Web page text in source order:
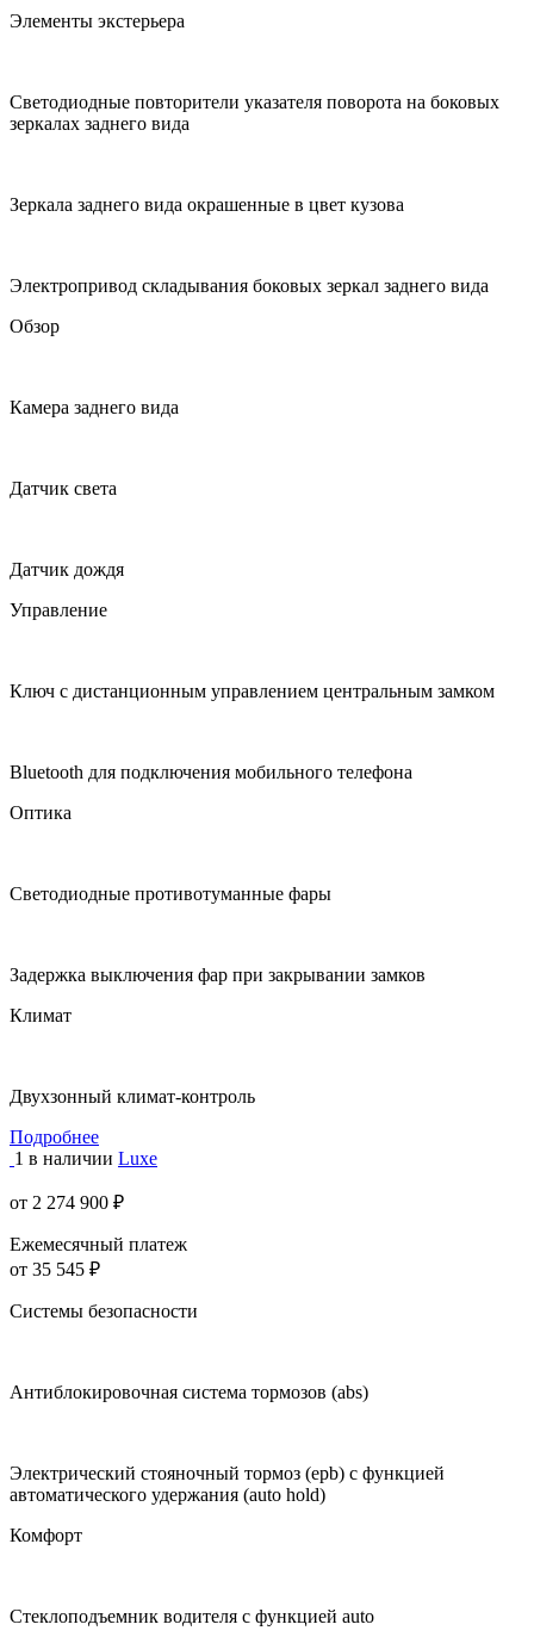
Элементы экстерьера
Cветодиодные повторители указателя поворота на боковых
зеркалах заднего вида
Зеркала заднего вида окрашенные в цвет кузова
Электропривод складывания боковых зеркал заднего вида
Обзор
Камера заднего вида
Датчик света
Датчик дождя
Управление
Ключ с дистанционным управлением центральным замком
Bluetooth для подключения мобильного телефона
Оптика
Светодиодные противотуманные фары
Задержка выключения фар при закрывании замков
Климат
Двухзонный климат-контроль
Подробнее
1 в наличии Luxe
от 2 274 900 ₽
Ежемесячный платеж
от 35 545 ₽
Системы безопасности
Антиблокировочная система тормозов (abs)
Электрический стояночный тормоз (epb) с функцией
автоматического удержания (auto hold)
Комфорт
Стеклоподъемник водителя с функцией auto